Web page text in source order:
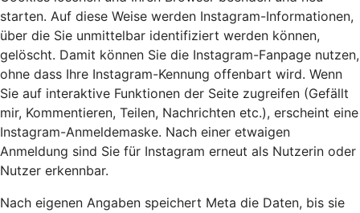
starten. Auf diese Weise werden Instagram-Informationen,
über die Sie unmittelbar identifiziert werden können,
gelöscht. Damit können Sie die Instagram-Fanpage nutzen,
ohne dass Ihre Instagram-Kennung offenbart wird. Wenn
Sie auf interaktive Funktionen der Seite zugreifen (Gefällt
mir, Kommentieren, Teilen, Nachrichten etc.), erscheint eine
Instagram-Anmeldemaske. Nach einer etwaigen
Anmeldung sind Sie für Instagram erneut als Nutzerin oder
Nutzer erkennbar.
Nach eigenen Angaben speichert Meta die Daten, bis sie